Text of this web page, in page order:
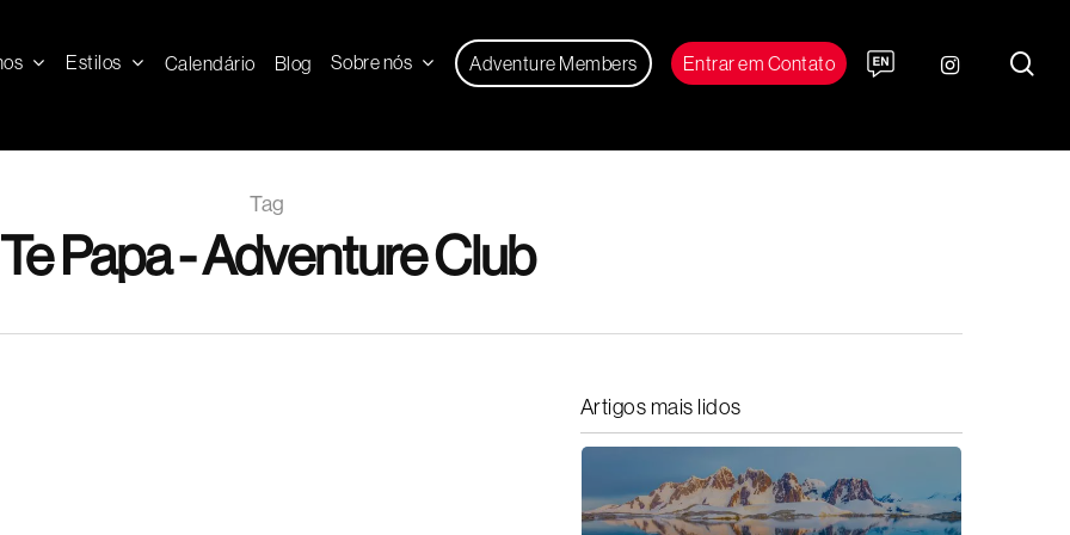
Estilos Calendário Blog Sobre nós Adventure Members Entrar em Contato instagram
Tag
Te Papa - Adventure Club
Artigos mais lidos